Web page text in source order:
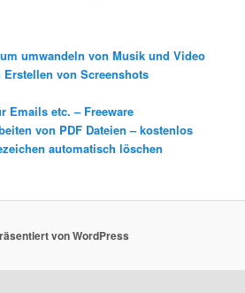
umwandeln von Musik und Video
von Screenshots
Emails etc. – Freeware
von PDF Dateien – kostenlos
automatisch löschen
von WordPress